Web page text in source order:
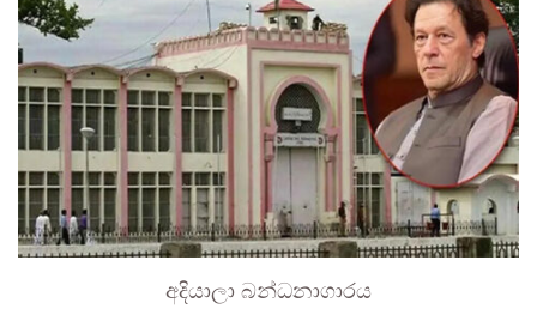
අදියාලා බන්ධනාගාරය